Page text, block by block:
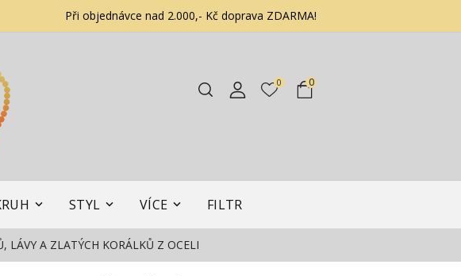
Při objednávce nad 2.000,- Kč doprava ZDARMA!
0
0
STYL VÍCE FILTR
LÁVY A ZLATÝCH KORÁLKŮ Z OCELI